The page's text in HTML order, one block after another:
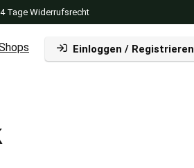
Tage Widerrufsrecht
Einloggen / Registrieren